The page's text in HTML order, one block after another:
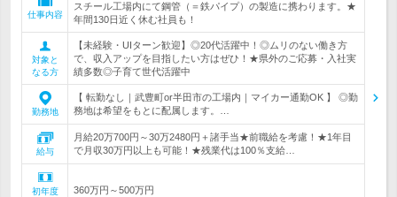
仕事内容
スチール工場内にて鋼管（＝鉄パイプ）の製造に携わります。★
年間130日近く休む社員も！
対象と
なる方
【未経験・UIターン歓迎】◎20代活躍中！◎ムリのない働き方
で、収入アップを目指したい方はぜひ！★県外のご応募・入社実
績多数◎子育て世代活躍中
勤務地
【 転勤なし｜武豊町or半田市の工場内｜マイカー通勤OK 】 ◎勤
務地は希望をもとに配属します。…
給与
月給20万700円～30万2480円＋諸手当★前職給を考慮！★1年目
で月収30万円以上も可能！★残業代は100％支給…
初年度
360万円～500万円